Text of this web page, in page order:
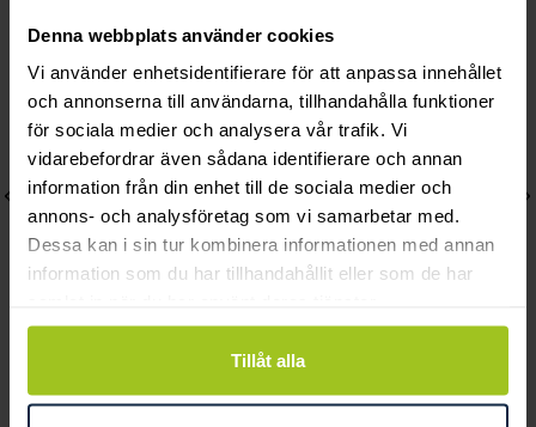
Denna webbplats använder cookies
Vi använder enhetsidentifierare för att anpassa innehållet
och annonserna till användarna, tillhandahålla funktioner
för sociala medier och analysera vår trafik. Vi
vidarebefordrar även sådana identifierare och annan
information från din enhet till de sociala medier och
annons- och analysföretag som vi samarbetar med.
Dessa kan i sin tur kombinera informationen med annan
information som du har tillhandahållit eller som de har
Tillåt alla
Timeless Petite Noir
Mockberg
Bold Hoops Medium